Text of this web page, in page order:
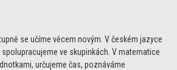
se učíme věcem novým. V českém jazyce
ve skupinkách. V matematice
určujeme čas, poznáváme